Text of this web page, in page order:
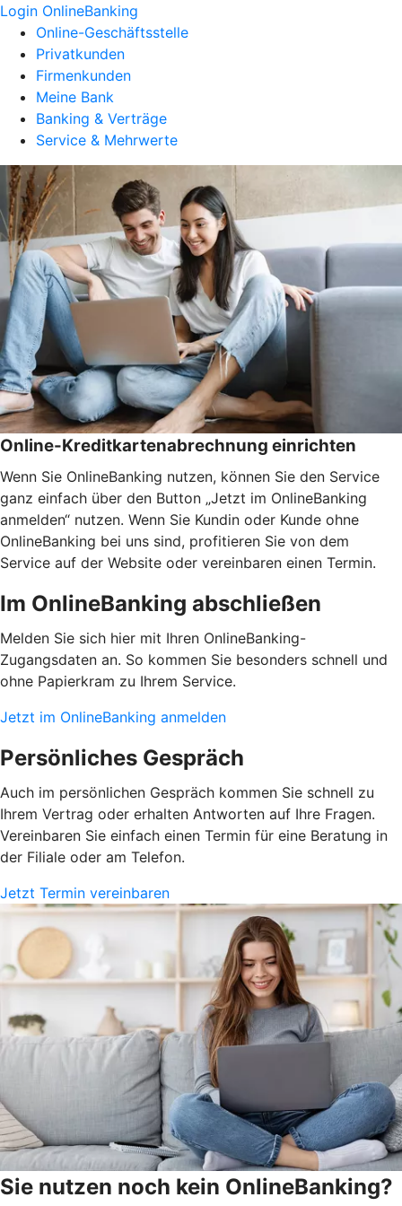
Login OnlineBanking
Online-Geschäftsstelle
Privatkunden
Firmenkunden
Meine Bank
Banking & Verträge
Service & Mehrwerte
Online-Kreditkartenabrechnung einrichten
Wenn Sie OnlineBanking nutzen, können Sie den Service
ganz einfach über den Button „Jetzt im OnlineBanking
anmelden“ nutzen. Wenn Sie Kundin oder Kunde ohne
OnlineBanking bei uns sind, profitieren Sie von dem
Service auf der Website oder vereinbaren einen Termin.
Im OnlineBanking abschließen
Melden Sie sich hier mit Ihren OnlineBanking-
Zugangsdaten an. So kommen Sie besonders schnell und
ohne Papierkram zu Ihrem Service.
Jetzt im OnlineBanking anmelden
Persönliches Gespräch
Auch im persönlichen Gespräch kommen Sie schnell zu
Ihrem Vertrag oder erhalten Antworten auf Ihre Fragen.
Vereinbaren Sie einfach einen Termin für eine Beratung in
der Filiale oder am Telefon.
Jetzt Termin vereinbaren
Sie nutzen noch kein OnlineBanking?